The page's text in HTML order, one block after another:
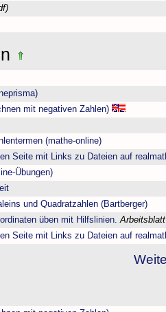
mit negativen Zahlen)
(mathe-online)
Seite mit Links zu Dateien auf
Übungen)
und Quadratzahlen (Bartberger)
üben mit Hilfslinien.
Seite mit Links zu Dateien auf